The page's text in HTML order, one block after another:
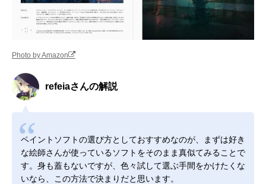
Photo by Amazon
refeiaさんの解説
ペイントソフトの選び方としておすすめなのが、まずは好き
な絵師さんが使っているソフトをそのまま真似てみることで
す。身も蓋もないですが、色々試して選ぶ手間をかけたくな
いなら、この方法で決まりだと思います。